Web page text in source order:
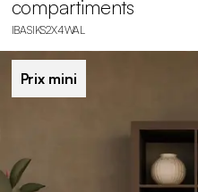
compartiments
IBASIKS2X4WAL
Prix mini